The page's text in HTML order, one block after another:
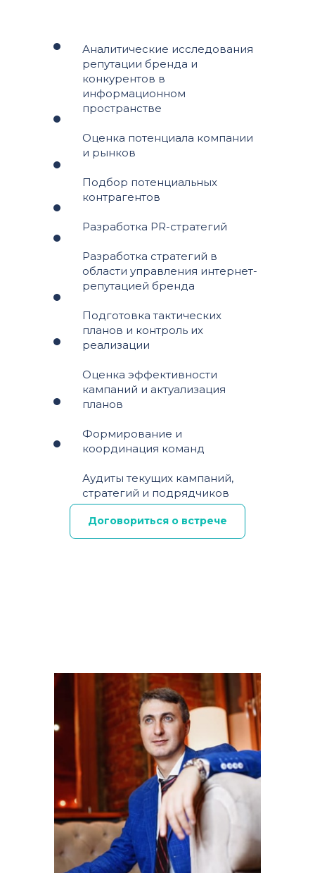
Договориться о встрече
Аналитические исследования
репутации бренда и
конкурентов в
информационном
пространстве
Оценка потенциала компании
и рынков
Подбор потенциальных
контрагентов
Разработка PR-стратегий
Разработка стратегий в
области управления интернет-
репутацией бренда
Подготовка тактических
планов и контроль их
реализации
Оценка эффективности
кампаний и актуализация
планов
Формирование и
координация команд
Аудиты текущих кампаний,
стратегий и подрядчиков